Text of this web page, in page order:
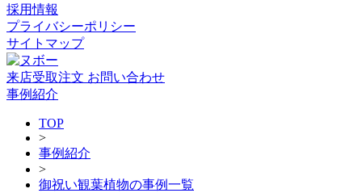
採用情報
プライバシーポリシー
サイトマップ
来店受取注文 お問い合わせ
事例紹介
TOP
>
事例紹介
>
御祝い観葉植物の事例一覧